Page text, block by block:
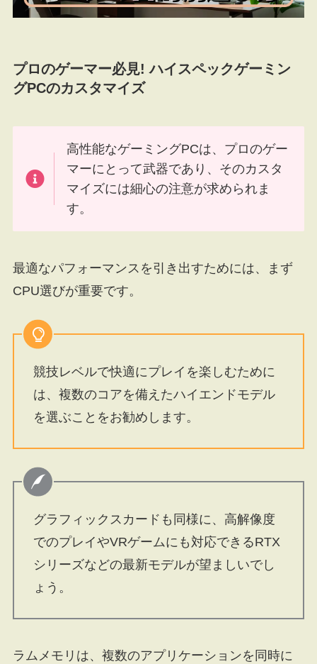
プロのゲーマー必見! ハイスペックゲーミン
グPCのカスタマイズ
高性能なゲーミングPCは、プロのゲー
マーにとって武器であり、そのカスタ
マイズには細心の注意が求められま
す。
最適なパフォーマンスを引き出すためには、まず
CPU選びが重要です。
競技レベルで快適にプレイを楽しむために
は、複数のコアを備えたハイエンドモデル
を選ぶことをお勧めします。
グラフィックスカードも同様に、高解像度
でのプレイやVRゲームにも対応できるRTX
シリーズなどの最新モデルが望ましいでし
ょう。
ラムメモリは、複数のアプリケーションを同時に